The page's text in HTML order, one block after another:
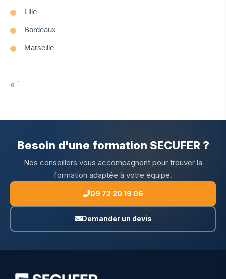
Lille
Bordeaux
Marseille
« `
Besoin d'une formation SECUFER ?
Nos conseillers vous accompagnent pour trouver la
formation adaptée à votre équipe.
09 72 20 19 06
Demander un devis